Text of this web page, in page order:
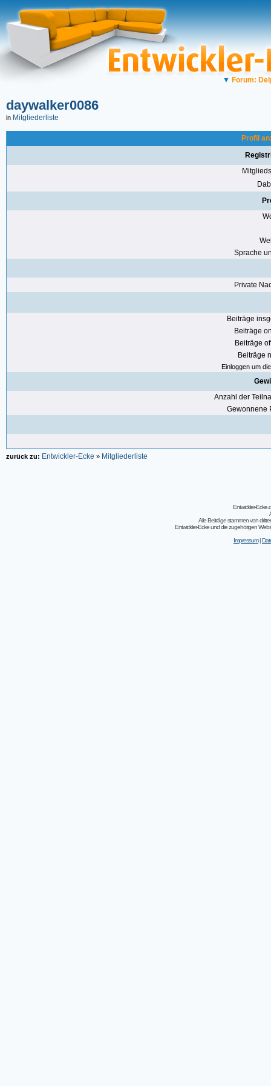
▼ Forum:
daywalker0086
in Mitgliederliste
Profil
Sprache
Private
Beiträge
Beiträge
Beiträge
Beiträge
Einloggen um
Anzahl der
Gewonnene
zurück zu: Entwickler-Ecke » Mitgliederliste
Entwickler-
Alle Beiträge stammen von
Entwickler-Ecke und die zugehörigen
Impressum|